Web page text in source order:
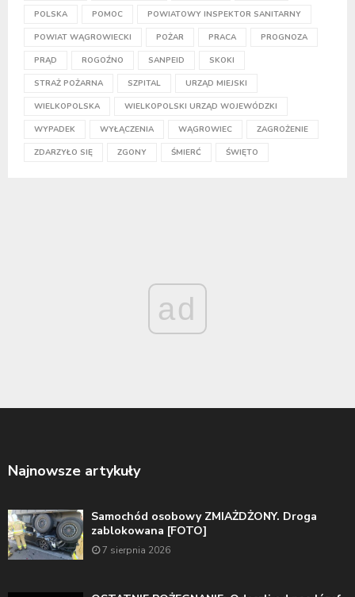
POLSKA POMOC POWIATOWY INSPEKTOR SANITARNY
POWIAT WĄGROWIECKI POŻAR PRACA PROGNOZA
PRĄD ROGOŹNO SANPEID SKOKI
STRAŻ POŻARNA SZPITAL URZĄD MIEJSKI
WIELKOPOLSKA WIELKOPOLSKI URZĄD WOJEWÓDZKI
WYPADEK WYŁĄCZENIA WĄGROWIEC ZAGROŻENIE
ZDARZYŁO SIĘ ZGONY ŚMIERĆ ŚWIĘTO
ad
Najnowsze artykuły
Samochód osobowy ZMIAŻDŻONY. Droga
zablokowana [FOTO]
7 sierpnia 2026